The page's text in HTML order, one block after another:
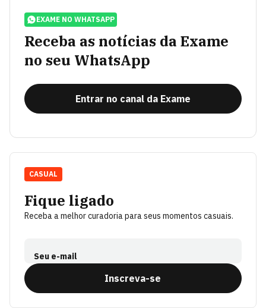
EXAME NO WHATSAPP
Receba as notícias da Exame
no seu WhatsApp
Entrar no canal da Exame
Fique ligado
Receba a melhor curadoria para seus momentos casuais.
Seu e-mail
Inscreva-se
CASUAL